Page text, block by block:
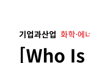
기업과산업 화학·에
[Who Is